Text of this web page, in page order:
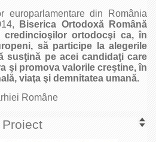
europarlamentare din România
Biserica Ortodoxă Română
credincioşilor ortodocşi ca, în
să participe la alegerile
susţină pe acei candidaţi care
şi promova valorile creştine, în
viaţa şi demnitatea umană.
Române
Proiect